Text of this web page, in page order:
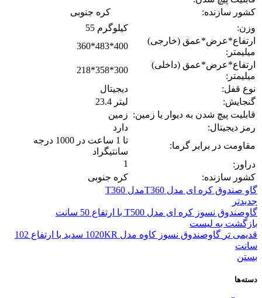
کشور سازنده:
کره جنوبی
وزن:
55 کیلوگرم
ارتفاع*عرض*عمق (خارجی)
میلیمتر:
360*483*400
ارتفاع*عرض*عمق (داخلی)
میلیمتر:
218*358*300
نوع قفل:
دیجیتال
گنجایش:
23.4 لیتر
قابلیت پیچ شدن به دیوار یا زمین: زمین
رمز دیجیتال:
دارد
مقاومت در برابر گرما:
سانتیگراد
دراور:
1
کشور سازنده:
کره جنوبی
گاو صندوق کره ای مدل T360
مدل T360
جدیدتر
گاوصندوق نسوز کره ای مدل T500 با ارتفاع 50 سانت
بازگشت به لیست
قدیمی تر
گاوصندوق نسوز کاوه مدل 1020KR سدید با ارتفاع 102
سانت
بستن
دسته‌ها